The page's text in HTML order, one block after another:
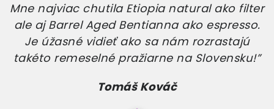
neskutočne chutného zrnkového pokladu.
Neviem, ako ste to dokázali, ale ste ma
definitívne premenili na kávového nadšenca.
Ďakujem!
Michal Mikuš